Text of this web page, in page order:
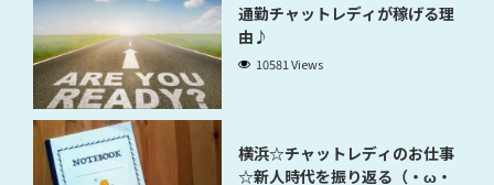
通勤チャットレディが稼げる理
由♪
10581 Views
横浜☆チャットレディのお仕事
☆新人時代を振り返る（・ω・